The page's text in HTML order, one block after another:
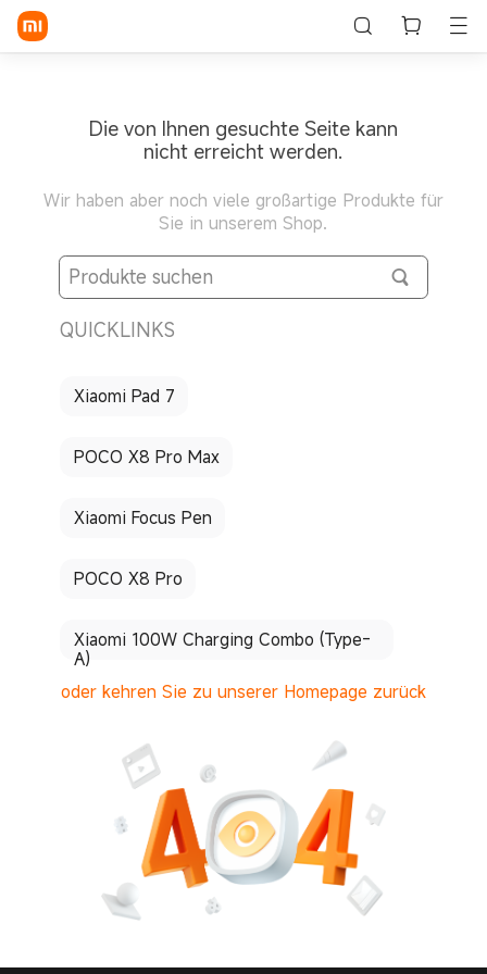
Die von Ihnen gesuchte Seite kann
nicht erreicht werden.
Wir haben aber noch viele großartige Produkte für
Sie in unserem Shop.
QUICKLINKS
Xiaomi Pad 7
POCO X8 Pro Max
Xiaomi Focus Pen
POCO X8 Pro
Xiaomi 100W Charging Combo (Type-
A)
oder kehren Sie zu unserer Homepage zurück